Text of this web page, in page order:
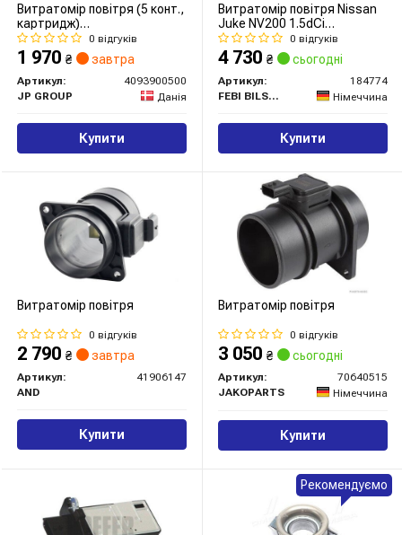
Витратомір повітря (5 конт.,
картридж)
MURANO/NOTE/NAVARA/PATHFINDER
1.2-4.0 01-
0 відгуків
1 970 ₴ завтра
Артикул:
4093900500
JP GROUP
Данія
Купити
Витратомір повітря Nissan
Juke NV200 1.5dCi
10-/Qashqai 1.6dCi 11-13
0 відгуків
4 730 ₴ сьогодні
Артикул:
184774
FEBI BILSTEIN
Німеччина
Купити
Витратомір повітря
0 відгуків
2 790 ₴ завтра
Артикул:
41906147
AND
Купити
Витратомір повітря
0 відгуків
3 050 ₴ сьогодні
Артикул:
70640515
JAKOPARTS
Німеччина
Купити
Рекомендуємо